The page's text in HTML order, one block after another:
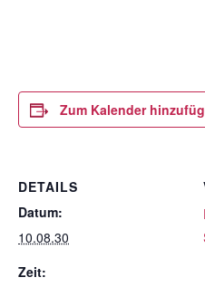
Zum Kalender
DETAILS
Datum:
10.08.30
Zeit: